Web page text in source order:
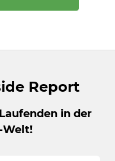
Report
in der
Welt!